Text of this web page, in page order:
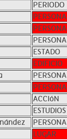
PERIODO
PERSONA
PERSONA
PERSONA
ESTADO
EDIFICIO
PERSONA
PERSONA
ACCIóN
ESTUDIOS
PERSONA
LUGAR